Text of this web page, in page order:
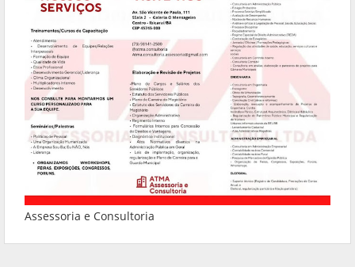
Assessoria e Consultoria